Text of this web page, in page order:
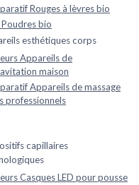
Rouges à lèvres bio
Poudres bio
esthétiques corps
Appareils de
maison
Appareils de massage
professionnels
capillaires
Casques LED pour pousse